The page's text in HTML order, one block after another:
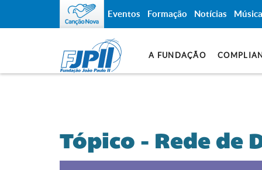
A FUNDAÇÃO
Tópico - Rede de
Eventos Formação Notícias Música